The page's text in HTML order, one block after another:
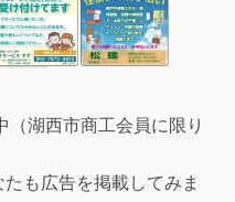
湖西市商工会員に限り
も広告を掲載してみま